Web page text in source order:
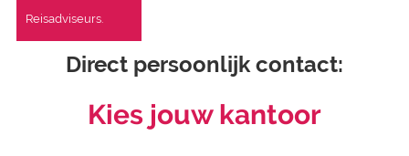
Reisadviseurs.
Direct persoonlijk contact:
Kies jouw kantoor